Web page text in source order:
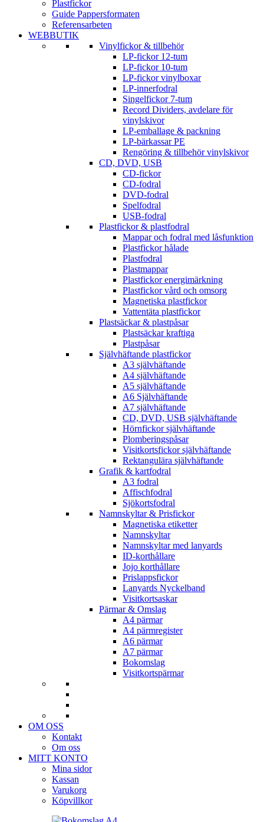
Plastfickor
Guide Pappersformaten
Referensarbeten
WEBBUTIK
Vinylfickor & tillbehör
LP-fickor 12-tum
LP-fickor 10-tum
LP-fickor vinylboxar
LP-innerfodral
Singelfickor 7-tum
Record Dividers, avdelare för
vinylskivor
LP-emballage & packning
LP-bärkassar PE
Rengöring & tillbehör vinylskivor
CD, DVD, USB
CD-fickor
CD-fodral
DVD-fodral
Spelfodral
USB-fodral
Plastfickor & plastfodral
Mappar och fodral med låsfunktion
Plastfickor hålade
Plastfodral
Plastmappar
Plastfickor energimärkning
Plastfickor vård och omsorg
Magnetiska plastfickor
Vattentäta plastfickor
Plastsäckar & plastpåsar
Plastsäckar kraftiga
Plastpåsar
Självhäftande plastfickor
A3 självhäftande
A4 självhäftande
A5 självhäftande
A6 Självhäftande
A7 självhäftande
CD, DVD, USB självhäftande
Hörnfickor självhäftande
Plomberingspåsar
Visitkortsfickor självhäftande
Rektangulära självhäftande
Grafik & kartfodral
A3 fodral
Affischfodral
Sjökortsfodral
Namnskyltar & Prisfickor
Magnetiska etiketter
Namnskyltar
Namnskyltar med lanyards
ID-korthållare
Jojo korthållare
Prislappsfickor
Lanyards Nyckelband
Visitkortsaskar
Pärmar & Omslag
A4 pärmar
A4 pärmregister
A6 pärmar
A7 pärmar
Bokomslag
Visitkortspärmar
OM OSS
Kontakt
Om oss
MITT KONTO
Mina sidor
Kassan
Varukorg
Köpvillkor